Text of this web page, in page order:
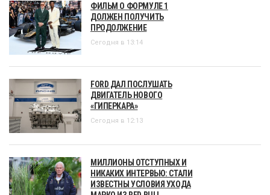
ФИЛЬМ О ФОРМУЛЕ 1
ДОЛЖЕН ПОЛУЧИТЬ
ПРОДОЛЖЕНИЕ
Сегодня в 13:14
FORD ДАЛ ПОСЛУШАТЬ
ДВИГАТЕЛЬ НОВОГО
«ГИПЕРКАРА»
Сегодня в 12:13
МИЛЛИОНЫ ОТСТУПНЫХ И
НИКАКИХ ИНТЕРВЬЮ: СТАЛИ
ИЗВЕСТНЫ УСЛОВИЯ УХОДА